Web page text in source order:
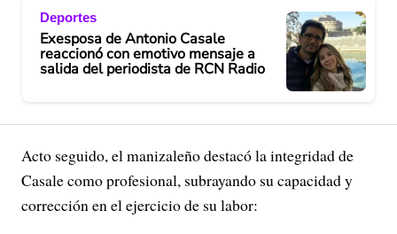
Deportes
Exesposa de Antonio Casale
reaccionó con emotivo mensaje a
salida del periodista de RCN Radio
Acto seguido, el manizaleño destacó la integridad de
Casale como profesional, subrayando su capacidad y
corrección en el ejercicio de su labor: